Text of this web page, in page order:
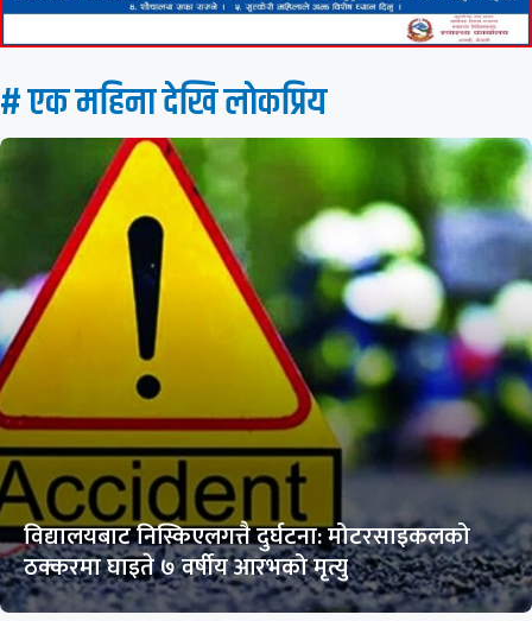
# एक महिना देखि लाेकप्रिय
विद्यालयबाट निस्किएलगत्तै दुर्घटना: मोटरसाइकलको
ठक्करमा घाइते ७ वर्षीय आरभको मृत्यु